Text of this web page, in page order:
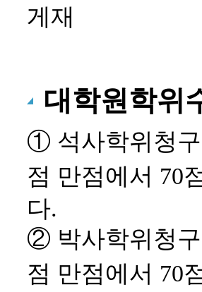
게재
대학원학위
① 석사학위청구
점 만점에서 70
다.
② 박사학위청구
점 만점에서 70